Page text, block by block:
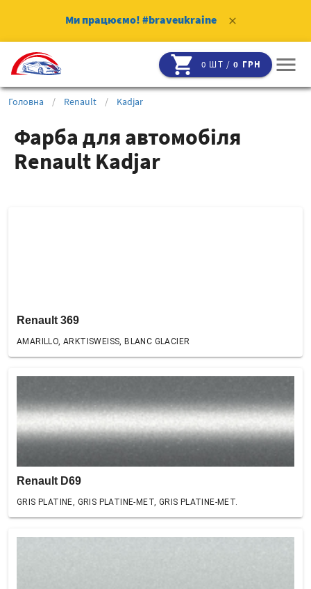
Ми працюємо! #braveukraine clear
shopping_cart 0 ШТ /0 ГРН menu
Головна / Renault / Kadjar
Фарба для автомобіля
Renault Kadjar
Renault 369
AMARILLO, ARKTISWEISS, BLANC GLACIER
Renault D69
GRIS PLATINE, GRIS PLATINE-MET, GRIS PLATINE-MET.